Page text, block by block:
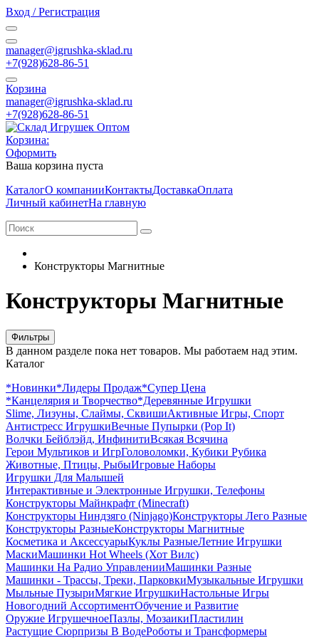
Вход / Регистрация
manager@igrushka-sklad.ru
+7(928)628-86-51
Корзина
manager@igrushka-sklad.ru
+7(928)628-86-51
Корзина:
Оформить
Ваша корзина пуста
КаталогО компанииКонтактыДоставкаОплата
Личный кабинетНа главную
Конструкторы Магнитные
Конструкторы Магнитные
Фильтры
В данном разделе пока нет товаров. Мы работаем над этим.
Каталог
*Новинки*Лидеры Продаж*Супер Цена
*Канцелярия и Творчество*Деревянные Игрушки
Slime, Лизуны, Слаймы, СквишиАктивные Игры, Спорт
Антистресс ИгрушкиВечные Пупырки (Pop It)
Волчки Бейблэйд, ИнфинитиВсякая Всячина
Герои Мультиков и ИгрГоловоломки, Кубики Рубика
Животные, Птицы, РыбыИгровые Наборы
Игрушки Для Малышей
Интерактивные и Электронные Игрушки, Телефоны
Конструкторы Майнкрафт (Minecraft)
Конструкторы Ниндзяго (Ninjago)Конструкторы Лего Разные
Конструкторы РазныеКонструкторы Магнитные
Косметика и АксессуарыКуклы РазныеЛетние Игрушки
МаскиМашинки Hot Wheels (Хот Вилс)
Машинки На Радио УправленииМашинки Разные
Машинки - Трассы, Треки, ПарковкиМузыкальные Игрушки
Мыльные ПузыриМягкие ИгрушкиНастольные Игры
Новогодний АссортиментОбучение и Развитие
Оружие ИгрушечноеПазлы, МозаикиПластилин
Растущие Сюрпризы В ВодеРоботы и Трансформеры